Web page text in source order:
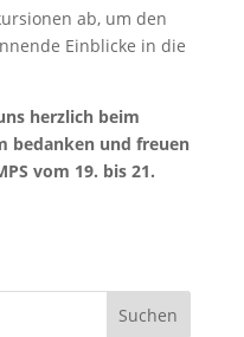
ab, um den
Einblicke in die
herzlich beim
bedanken und freuen
vom 19. bis 21.